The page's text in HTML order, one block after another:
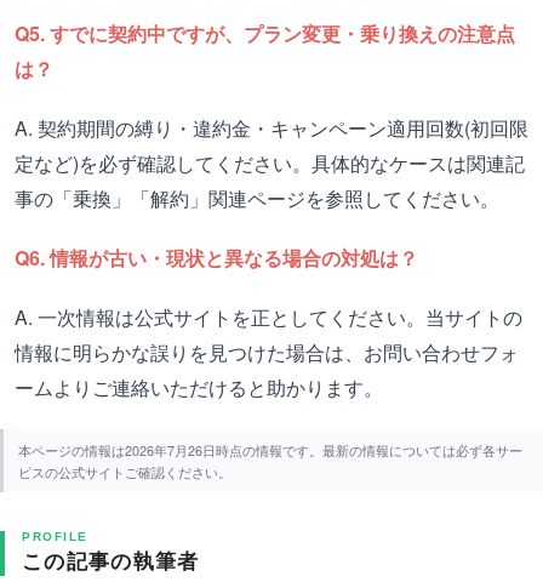
Q5. すでに契約中ですが、プラン変更・乗り換えの注意点
は？
A. 契約期間の縛り・違約金・キャンペーン適用回数(初回限
定など)を必ず確認してください。具体的なケースは関連記
事の「乗換」「解約」関連ページを参照してください。
Q6. 情報が古い・現状と異なる場合の対処は？
A. 一次情報は公式サイトを正としてください。当サイトの
情報に明らかな誤りを見つけた場合は、お問い合わせフォ
ームよりご連絡いただけると助かります。
本ページの情報は2026年7月26日時点の情報です。最新の情報については必ず各サー
ビスの公式サイトご確認ください。
PROFILE
この記事の執筆者